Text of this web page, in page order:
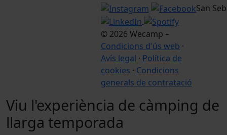
© 2026 Wecamp –
Condicions d'ús web ·
Avís legal · Política de
cookies · Condicions
generals de contratació
San
Viu l'experiència de càmping de
llarga temporada